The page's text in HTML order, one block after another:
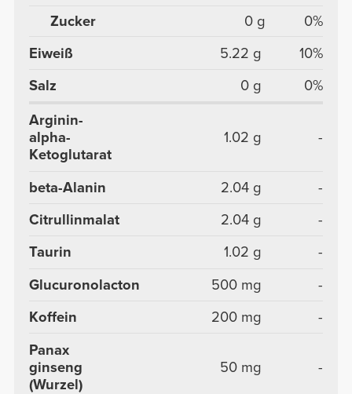
Zucker
0 g
0%
Eiweiß
5.22 g
10%
Salz
0 g 0%
Arginin-
alpha-
Ketoglutarat
1.02 g -
beta-Alanin 2.04 g
-
Citrullinmalat
2.04 g
-
Taurin
1.02 g
-
Glucuronolacton
500 mg
-
Koffein
200 mg
-
Panax
ginseng
(Wurzel)
50 mg -